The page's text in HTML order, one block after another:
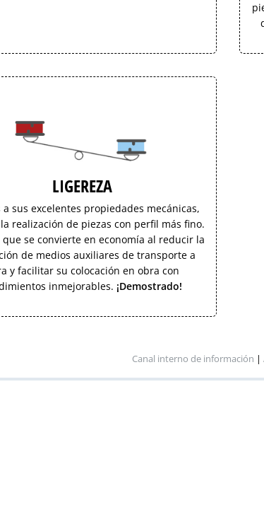
LIGEREZA
a sus excelentes propiedades mecánicas,
realización de piezas con perfil más fino.
que se convierte en economía al reducir la
de medios auxiliares de transporte a
y facilitar su colocación en obra con
inmejorables. ¡Demostrado!
Canal interno de información |